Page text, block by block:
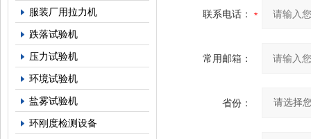
服装厂用拉力机
跌落试验机
压力试验机
环境试验机
盐雾试验机
环刚度检测设备
联系电话：
常用邮箱：
省份：